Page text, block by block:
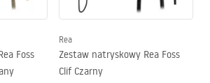
Foss
Rea
Zestaw natryskowy Rea Foss
Clif Czarny